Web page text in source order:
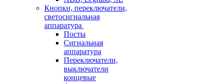
Кнопки, переключатели,
светосигнальная
аппаратура
Посты
Cигнальная
аппаратура
Переключатели,
выключатели
концевые